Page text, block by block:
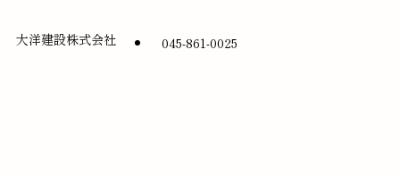
大洋建設株式会社 045-861-0025